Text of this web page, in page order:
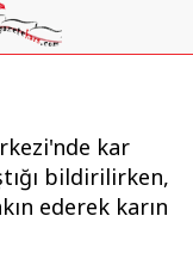
kar
bildirilirken,
ederek karın